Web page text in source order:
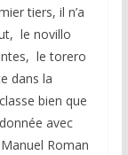
tiers, il n’a
le novillo
le torero
dans la
bien que
avec
Roman